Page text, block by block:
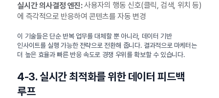
실시간 의사결정 엔진:사용자의 행동 신호(클릭, 검색, 위치 등)
에 즉각적으로 반응하여 콘텐츠를 자동 변경
이 기술들은 단순 반복 업무를 대체할 뿐 아니라, 데이터 기반
인사이트를 실행 가능한 전략으로 전환해 줍니다. 결과적으로 마케터는
더 높은 효율과 빠른 반응 속도로 경쟁 우위를 확보할 수 있습니다.
4-3. 실시간 최적화를 위한 데이터 피드백
루프